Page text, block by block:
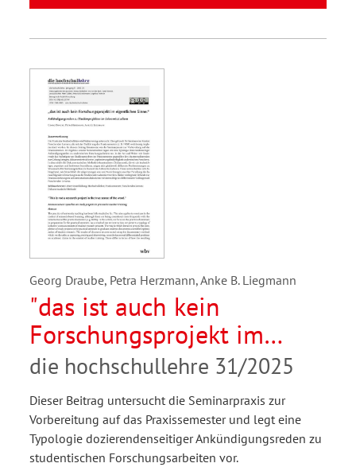
Georg Draube, Petra Herzmann, Anke B. Liegmann
"das ist auch kein
Forschungsprojekt im
eigentlichen Sinne".
Ankündigungsreden zu
Studienprojekten im
Lehramtsstudium
die hochschullehre 31/2025
Dieser Beitrag untersucht die Seminarpraxis zur
Vorbereitung auf das Praxissemester und legt eine
Typologie dozierendenseitiger Ankündigungsreden zu
studentischen Forschungsarbeiten vor.